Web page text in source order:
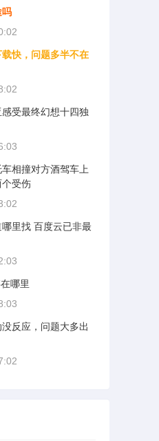
吗
快，问题多半不在
受最终幻想十四独
相撞对方酒驾车上
受伤
里找 百度云已非最
哪里
反应，问题大多出